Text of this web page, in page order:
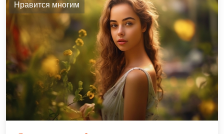
Нравится многим